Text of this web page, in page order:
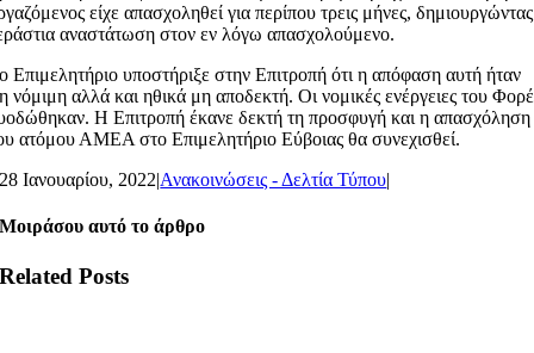
είχε απασχοληθεί για περίπου τρεις μήνες, δημιουργώντας
αναστάτωση στον εν λόγω απασχολούμενο.
Επιμελητήριο υποστήριξε στην Επιτροπή ότι η απόφαση αυτή ήταν
νόμιμη αλλά και ηθικά μη αποδεκτή. Οι νομικές ενέργειες του
Η Επιτροπή έκανε δεκτή τη προσφυγή και η απασχόληση
ατόμου ΑΜΕΑ στο Επιμελητήριο Εύβοιας θα συνεχισθεί.
28 Ιανουαρίου, 2022|Ανακοινώσεις - Δελτία Τύπου|
Μοιράσου αυτό το άρθρο
Related Posts